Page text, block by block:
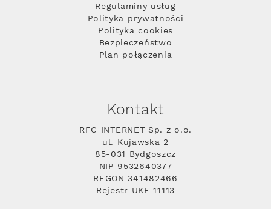
Regulaminy usług
Polityka prywatności
Polityka cookies
Bezpieczeństwo
Plan połączenia
Kontakt
RFC INTERNET Sp. z o.o.
ul. Kujawska 2
85-031 Bydgoszcz
NIP 9532640377
REGON 341482466
Rejestr UKE 11113